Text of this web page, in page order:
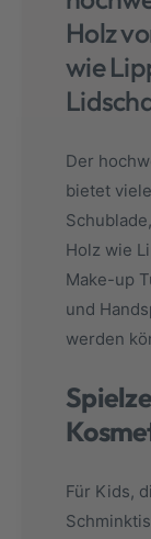
Holz
wie
Der
bietet
Holz wie
Make-up
und
werden
Für Kids,